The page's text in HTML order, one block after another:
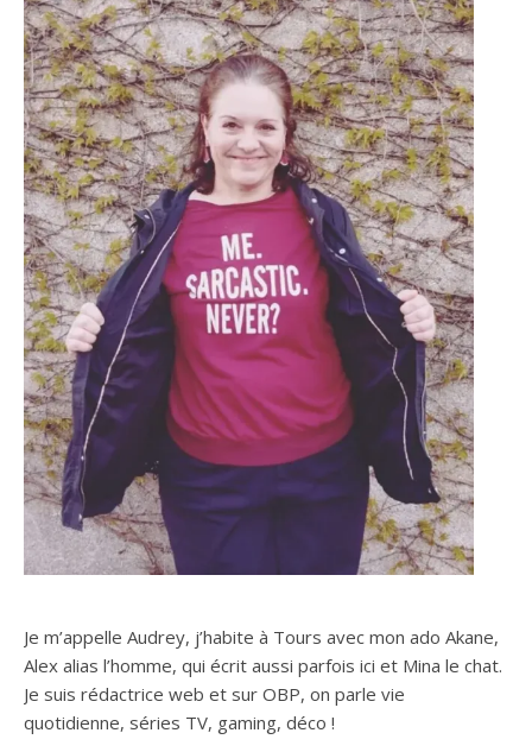
Je m’appelle Audrey, j’habite à Tours avec mon ado Akane,
Alex alias l’homme, qui écrit aussi parfois ici et Mina le chat.
Je suis rédactrice web et sur OBP, on parle vie
quotidienne, séries TV, gaming, déco !